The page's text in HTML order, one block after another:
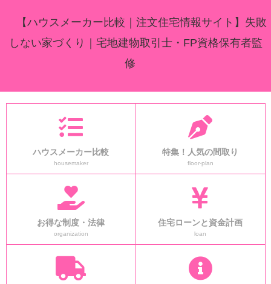
【ハウスメーカー比較｜注文住宅情報サイト】失敗
しない家づくり｜宅地建物取引士・FP資格保有者監
修
ハウスメーカー比較
housemaker
特集！人気の間取り
floor-plan
お得な制度・法律
organization
住宅ローンと資金計画
loan